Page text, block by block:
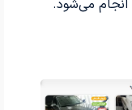
انجام می‌شود.